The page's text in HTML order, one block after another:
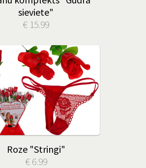
sieviete"
€ 15.99
Roze "Stringi"
€ 6.99